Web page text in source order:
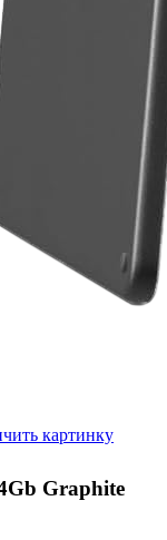
картинку
Graphite